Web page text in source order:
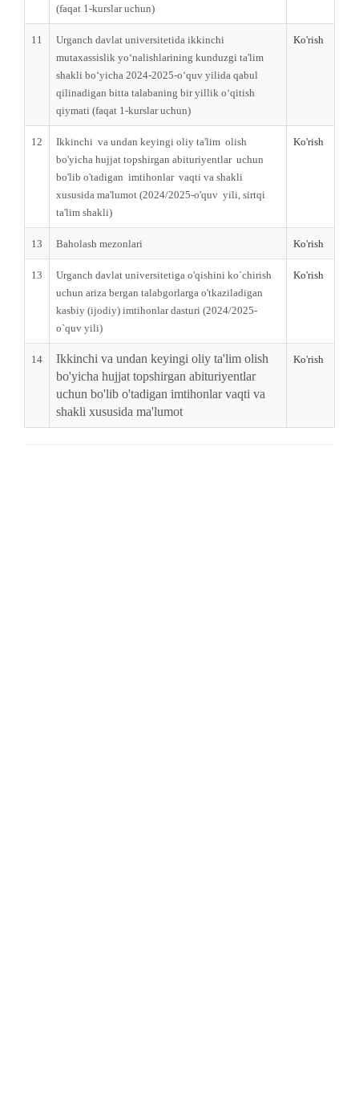
(faqat 1-kurslar uchun)
11
Urganch davlat universitetida ikkinchi
mutaxassislik yo‘nalishlarining kunduzgi ta'lim
shakli bo‘yicha 2024-2025-o‘quv yilida qabul
qilinadigan bitta talabaning bir yillik o‘qitish
qiymati (faqat 1-kurslar uchun)
Ko'rish
12
Ikkinchi vа undаn keyingi oliy ta'lim olish
bo'yicha hujjat topshirgan аbituriуеntlаr uсhun
bo'lib o'tadigan imtihonlar vaqti vа shakli
xususida ma'lumot (2024/2025-o'quv yili, sirtqi
ta'lim shakli)
Ko'rish
13 Baholash mezonlari Ko'rish
13
Urganch davlat universitetiga o'qishini ko`chirish
uchun ariza bergan talabgorlarga o'tkaziladigan
kasbiy (ijodiy) imtihonlar dasturi (2024/2025-
o`quv yili)
Ko'rish
14
Ikkinchi va undan keyingi oliy ta'lim olish
bo'yicha hujjat topshirgan abituriyentlar
uchun bo'lib o'tadigan imtihonlar vaqti va
shakli xususida ma'lumot
Ko'rish